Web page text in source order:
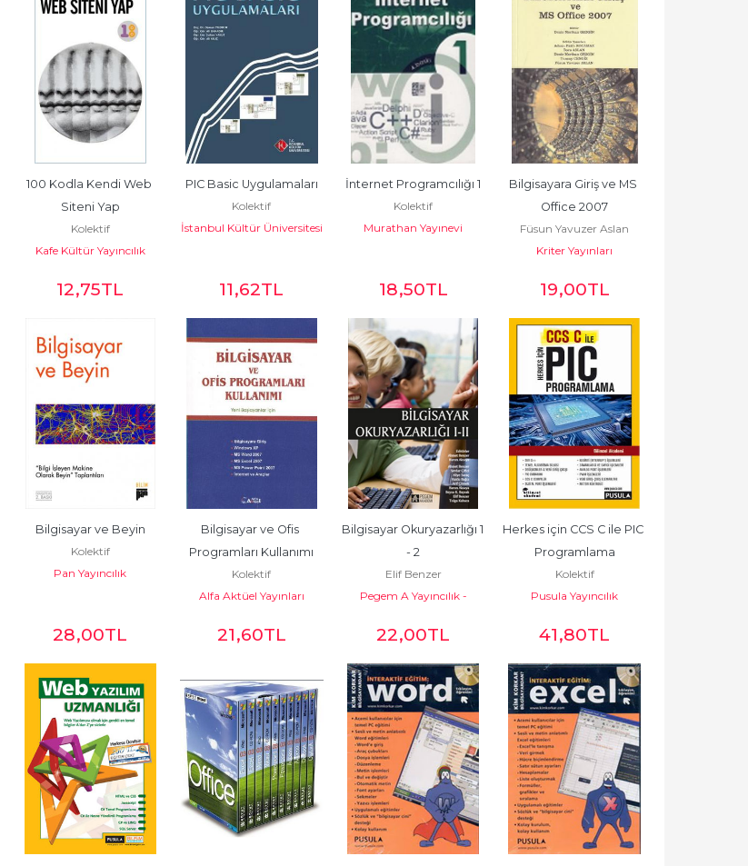
100 Kodla Kendi Web
Siteni Yap
Kolektif
Kafe Kültür Yayıncılık
12,75TL
PIC Basic Uygulamaları
Kolektif
İstanbul Kültür Üniversitesi
11,62TL
İnternet Programcılığı 1
Kolektif
Murathan Yayınevi
18,50TL
Bilgisayara Giriş ve MS
Office 2007
Füsun Yavuzer Aslan
Kriter Yayınları
19,00TL
Bilgisayar ve Beyin
Kolektif
Pan Yayıncılık
28,00TL
Bilgisayar ve Ofis
Programları Kullanımı
Kolektif
Alfa Aktüel Yayınları
21,60TL
Bilgisayar Okuryazarlığı 1
- 2
Elif Benzer
Pegem A Yayıncılık -
22,00TL
Herkes için CCS C ile PIC
Programlama
Kolektif
Pusula Yayıncılık
41,80TL